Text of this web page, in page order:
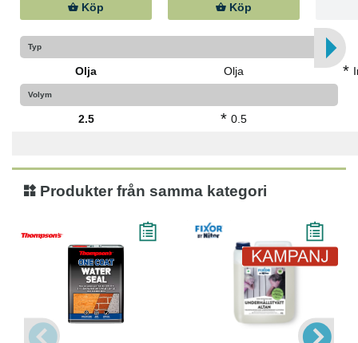
Köp Köp
Typ
Olja Olja *
Volym
2.5 * 0.5
Produkter från samma kategori